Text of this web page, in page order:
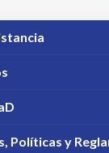
Políticas y